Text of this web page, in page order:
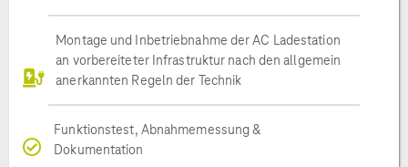
Montage und Inbetriebnahme der AC Ladestation
an vorbereiteter Infrastruktur nach den allgemein
anerkannten Regeln der Technik
Funktionstest, Abnahmemessung &
Dokumentation